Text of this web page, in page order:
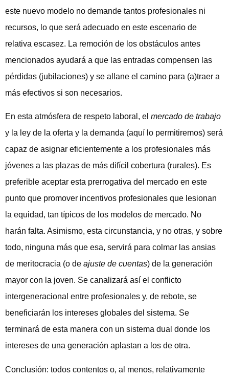
este nuevo modelo no demande tantos profesionales ni
recursos, lo que será adecuado en este escenario de
relativa escasez. La remoción de los obstáculos antes
mencionados ayudará a que las entradas compensen las
pérdidas (jubilaciones) y se allane el camino para (a)traer a
más efectivos si son necesarios.
En esta atmósfera de respeto laboral, el mercado de trabajo
y la ley de la oferta y la demanda (aquí lo permitiremos) será
capaz de asignar eficientemente a los profesionales más
jóvenes a las plazas de más difícil cobertura (rurales). Es
preferible aceptar esta prerrogativa del mercado en este
punto que promover incentivos profesionales que lesionan
la equidad, tan típicos de los modelos de mercado. No
harán falta. Asimismo, esta circunstancia, y no otras, y sobre
todo, ninguna más que esa, servirá para colmar las ansias
de meritocracia (o de ajuste de cuentas) de la generación
mayor con la joven. Se canalizará así el conflicto
intergeneracional entre profesionales y, de rebote, se
beneficiarán los intereses globales del sistema. Se
terminará de esta manera con un sistema dual donde los
intereses de una generación aplastan a los de otra.
Conclusión: todos contentos o, al menos, relativamente